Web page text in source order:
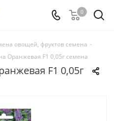
0
овощей, фруктов семена -
Оранжевая F1 0,05г семена
F1 0,05г